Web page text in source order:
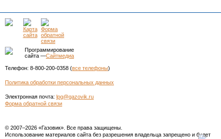
Программирование
сайта —Сайтмедиа
Телефон: 8-800-200-0358 (все телефоны)
Политика обработки персональных данных
Электронная почта: lpg@gazovik.ru
Форма обратной связи
© 2007–2026 «Газовик». Все права защищены.
Использование материалов сайта без разрешения владельца запрещено и будет